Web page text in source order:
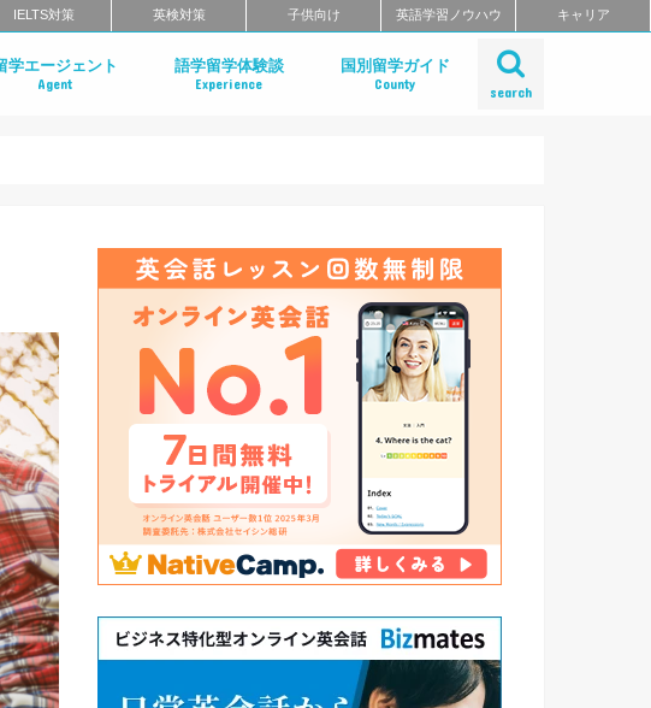
IELTS対策 英検対策 子供向け 英語学習ノウハウ キャリア
search
学エージェント
Agent
語学留学体験談
Experience
国別留学ガイド
County